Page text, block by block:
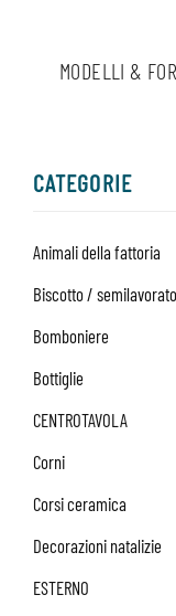
MODELLI &
CATEGORIE
Animali della fattoria
Biscotto / semilavorato
Bomboniere
Bottiglie
CENTROTAVOLA
Corni
Corsi ceramica
Decorazioni natalizie
ESTERNO